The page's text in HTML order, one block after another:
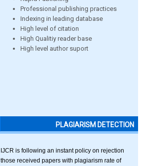
Professional publishing practices
Indexing in leading database
High level of citation
High Qualitiy reader base
High level author suport
PLAGIARISM DETECTION
IJCR is following an instant policy on rejection
those received papers with plagiarism rate of